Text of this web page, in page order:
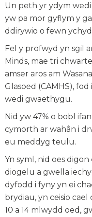
Un peth yr ydym
yw pa mor gyflym y
ddirywio o fewn
Fel y profwyd yn sgil
Minds, mae tri
amser aros am
Glasoed (CAMHS),
wedi gwaethygu.
Nid yw 47% o bobl
cymorth ar wahân i
eu meddyg teulu.
Yn syml, nid oes
diogelu a gwella
dyfodd i fyny yn ei
brydiau, yn ceisio
10 a 14 mlwydd oed,